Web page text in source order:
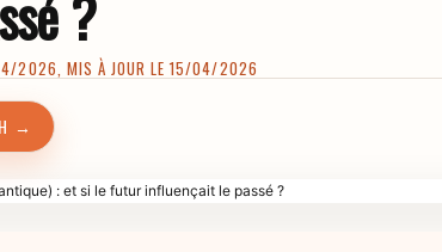
2026, MIS À JOUR LE 15/04/2026
→